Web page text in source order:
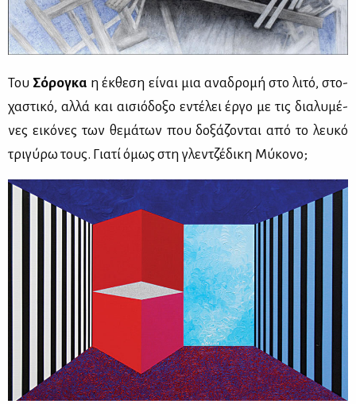
Του Σό­ρο­γκα η έκ­θε­ση εί­ναι μια ανα­δρο­μή στο λι­τό, στο­
χα­στι­κό, αλ­λά και αι­σιό­δο­ξο εντέ­λει έρ­γο με τις δια­λυ­μέ­
νες ει­κό­νες των θε­μά­των που δο­ξά­ζο­νται από το λευ­κό
τρι­γύ­ρω τους. Για­τί όμως στη γλεν­τζέ­δι­κη Μύ­κο­νο;